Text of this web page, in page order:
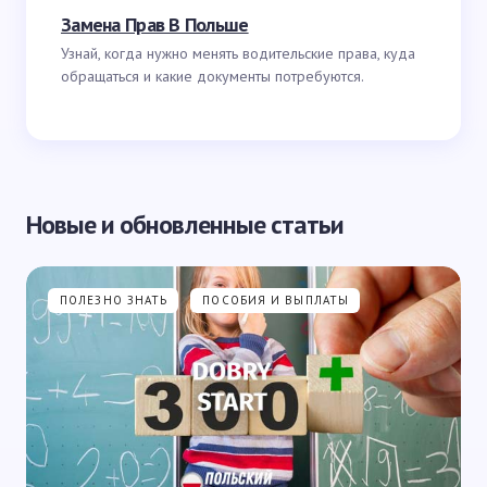
Замена Прав В Польше
Узнай, когда нужно менять водительские права, куда
обращаться и какие документы потребуются.
Новые и обновленные статьи
ПОЛЕЗНО ЗНАТЬ ПОСОБИЯ И ВЫПЛАТЫ